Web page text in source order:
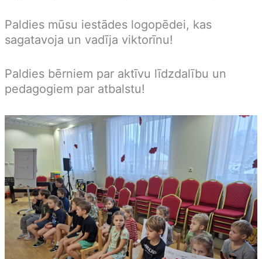
Paldies mūsu iestādes logopēdei, kas
sagatavoja un vadīja viktorīnu!
Paldies bērniem par aktīvu līdzdalību un
pedagogiem par atbalstu!